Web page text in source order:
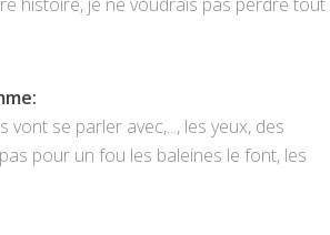
:
vont se parler avec,..., les yeux, des
pour un fou les baleines le font, les